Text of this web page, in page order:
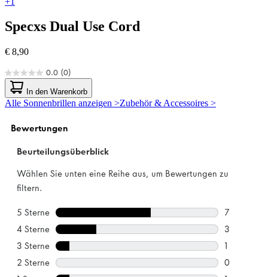
Specxs Dual Use Cord
€ 8,90
0.0 (0)
0.0
von
5
Sternen.
In den Warenkorb
Alle Sonnenbrillen anzeigen >Zubehör & Accessoires >